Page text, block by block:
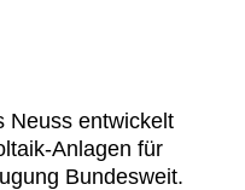
Neuss entwickelt
Anlagen für
Bundesweit.